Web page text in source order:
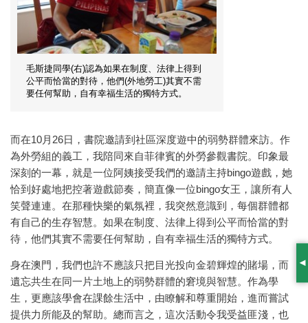
毛斯捷同學(右)認為如果在制度、法律上得到
公平而恰當的對待，他們(外地勞工)其實不需
要任何幫助，自有幸福生活的獨特方式。
而在10月26日，書院邀請到社區深度遊中的弱勢群體來訪。作
為外勞組的義工，我陪同來自菲律賓的外勞參觀書院。印象最
深刻的一幕，就是一位阿姨接受我們的邀請主持bingo遊戲，她
恰到好處地把控著遊戲節奏，簡直像一位bingo女王，讓所有人
笑聲連連。在那種快樂的氣氛裡，我突然意識到，每個群體都
有自己的生存智慧。如果在制度、法律上得到公平而恰當的對
待，他們其實不需要任何幫助，自有幸福生活的獨特方式。
身在澳門，我們也許不應該只把目光投向金碧輝煌的賭場，而
遺忘共生在同一片土地上的弱勢群體的窘境與智慧。作為學
生，更應該學會在課餘生活中，由瞭解和尊重開始，進而嘗試
提供力所能及的幫助。總而言之，這次活動令我受益匪淺，也